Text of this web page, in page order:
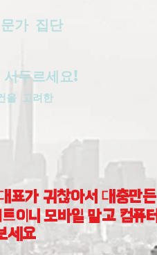
가 집단
두르세요!
을 고려한
가 귀찮아서 대충만든
이니 모바일 말고 컴퓨터
세요